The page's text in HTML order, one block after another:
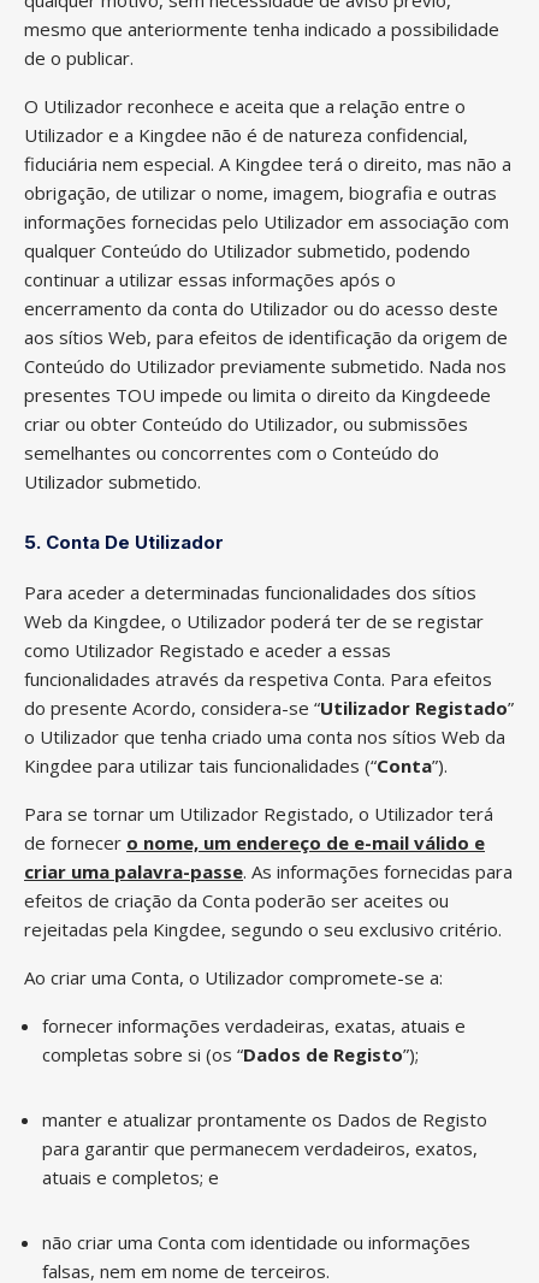
mesmo que anteriormente tenha indicado a possibilidade
de o publicar.
O Utilizador reconhece e aceita que a relação entre o
Utilizador e a Kingdee não é de natureza confidencial,
fiduciária nem especial. A Kingdee terá o direito, mas não a
obrigação, de utilizar o nome, imagem, biografia e outras
informações fornecidas pelo Utilizador em associação com
qualquer Conteúdo do Utilizador submetido, podendo
continuar a utilizar essas informações após o
encerramento da conta do Utilizador ou do acesso deste
aos sítios Web, para efeitos de identificação da origem de
Conteúdo do Utilizador previamente submetido. Nada nos
presentes TOU impede ou limita o direito da Kingdeede
criar ou obter Conteúdo do Utilizador, ou submissões
semelhantes ou concorrentes com o Conteúdo do
Utilizador submetido.
5. Conta De Utilizador
Para aceder a determinadas funcionalidades dos sítios
Web da Kingdee, o Utilizador poderá ter de se registar
como Utilizador Registado e aceder a essas
funcionalidades através da respetiva Conta. Para efeitos
do presente Acordo, considera-se “Utilizador Registado”
o Utilizador que tenha criado uma conta nos sítios Web da
Kingdee para utilizar tais funcionalidades (“Conta”).
Para se tornar um Utilizador Registado, o Utilizador terá
de fornecer o nome, um endereço de e-mail válido e
criar uma palavra-passe. As informações fornecidas para
efeitos de criação da Conta poderão ser aceites ou
rejeitadas pela Kingdee, segundo o seu exclusivo critério.
Ao criar uma Conta, o Utilizador compromete-se a:
fornecer informações verdadeiras, exatas, atuais e
completas sobre si (os “Dados de Registo”);
manter e atualizar prontamente os Dados de Registo
para garantir que permanecem verdadeiros, exatos,
atuais e completos; e
não criar uma Conta com identidade ou informações
falsas, nem em nome de terceiros.